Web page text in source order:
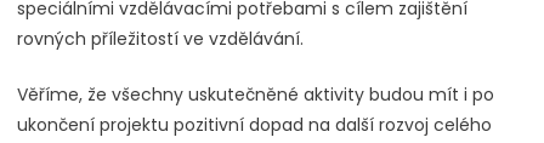
speciálními vzdělávacími potřebami s cílem zajištění
rovných příležitostí ve vzdělávání.
Věříme, že všechny uskutečněné aktivity budou mít i po
ukončení projektu pozitivní dopad na další rozvoj celého